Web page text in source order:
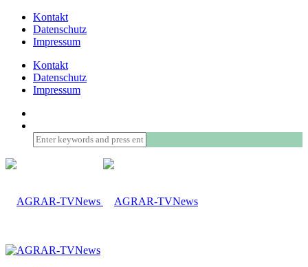
Kontakt
Datenschutz
Impressum
Kontakt
Datenschutz
Impressum